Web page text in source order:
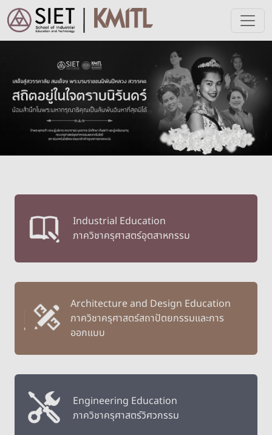
Skip to main content
Industrial Education
ภาควิชาครุศาสตร์อุตสาหกรรม
Architecture and Design Education
ภาควิชาครุศาสตร์สถาปัตยกรรมและการ
ออกแบบ
Engineering Education
ภาควิชาครุศาสตร์วิศวกรรม